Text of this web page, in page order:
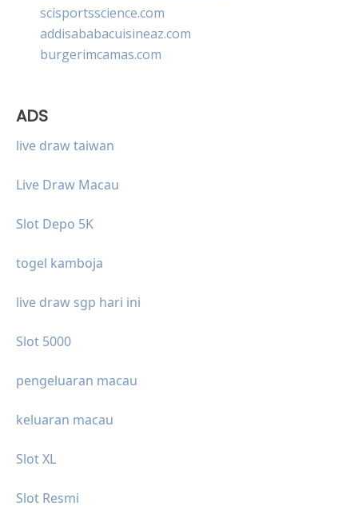
scisportsscience.com
addisababacuisineaz.com
burgerimcamas.com
ADS
live draw taiwan
Live Draw Macau
Slot Depo 5K
togel kamboja
live draw sgp hari ini
Slot 5000
pengeluaran macau
keluaran macau
Slot XL
Slot Resmi